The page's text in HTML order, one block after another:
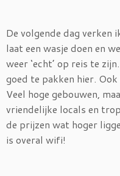
De volgende dag verken
laat een wasje doen en
weer ‘echt’ op reis te
goed te pakken hier.
Veel hoge gebouwen,
vriendelijke locals en
de prijzen wat hoger
is overal wifi!